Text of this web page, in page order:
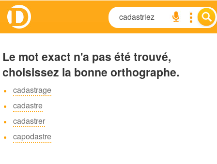
Le mot exact n'a pas été trouvé,
choisissez la bonne orthographe.
cadastrage
cadastre
cadastrer
capodastre